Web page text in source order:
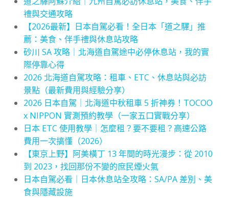
禮與交通攻略
【2026最新】日本自駕必看！全日本「道之驛」推
薦：美食、伴手禮與休息站攻略
砂川 SA 攻略｜北海道自駕途中必停休息站，我的實
際停靠心得
2026 北海道自駕攻略：租車、ETC、休息站與必訪
景點（最新費用與經驗分享）
2026 日本自駕｜北海道中秋租車 5 折神券！TOCOO
x NIPPON 實測預約教學（一家五口實戰分享）
日本 ETC 使用教學｜怎麼租？要不要租？高速公路
費用一次搞懂（2026）
【東京上野】阿美橫丁 13 年間的時光漫步：從 2010
到 2023，找回那份不變的庶民煙火氣
日本自駕必看｜日本休息站全攻略：SA/PA 差別、美
食與隱藏設施